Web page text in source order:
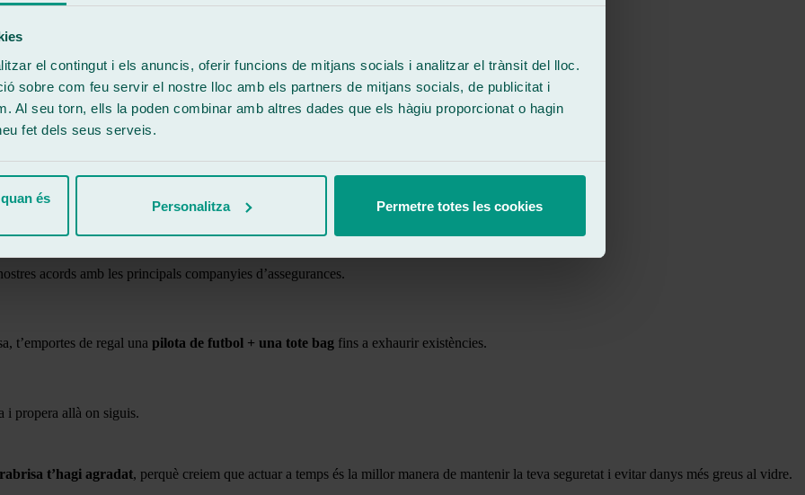
el contingut i els anuncis, oferir funcions de mitjans socials i analitzar el trànsit del lloc.
sobre com feu servir el nostre lloc amb els partners de mitjans socials, de publicitat i
Al seu torn, ells la poden combinar amb altres dades que els hàgiu proporcionat o hagin
fet dels seus serveis.
és
Personalitza Permetre totes les cookies
el vidre.
eines i materials certificats.
acords amb les principals companyies d’assegurances.
t’emportes de regal una pilota de futbol + una tote bag fins a exhaurir existències.
i propera allà on siguis.
t’hagi agradat, perquè creiem que actuar a temps és la millor manera de mantenir la teva seguretat i evitar danys més greus al vidre.